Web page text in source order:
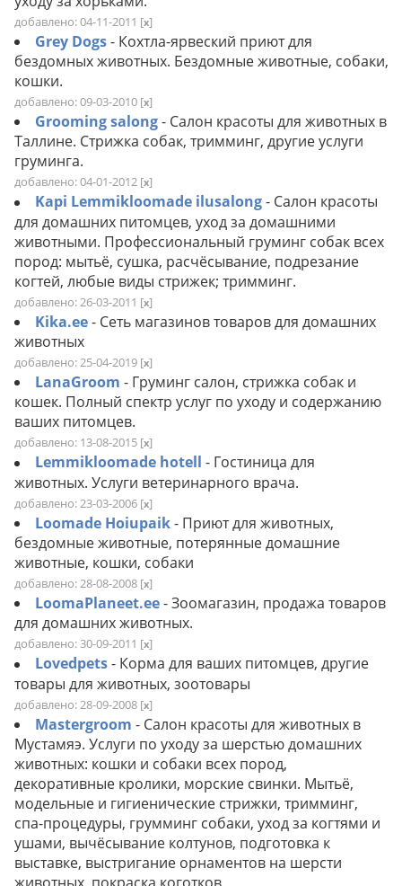
добавлено: 04-11-2011 [x]
Grey Dogs- Кохтла-ярвеский приют для
бездомных животных. Бездомные животные, собаки,
кошки.
добавлено: 09-03-2010 [x]
Grooming salong- Салон красоты для животных в
Таллине. Стрижка собак, тримминг, другие услуги
груминга.
добавлено: 04-01-2012 [x]
Kapi Lemmikloomade ilusalong- Салон красоты
для домашних питомцев, уход за домашними
животными. Профессиональный груминг собак всех
пород: мытьё, сушка, расчёсывание, подрезание
когтей, любые виды стрижек; тримминг.
добавлено: 26-03-2011 [x]
Kika.ee- Сеть магазинов товаров для домашних
животных
добавлено: 25-04-2019 [x]
LanaGroom - Груминг салон, стрижка собак и
кошек. Полный спектр услуг по уходу и содержанию
ваших питомцев.
добавлено: 13-08-2015 [x]
Lemmikloomade hotell - Гостиница для
животных. Услуги ветеринарного врача.
добавлено: 23-03-2006 [x]
Loomade Hoiupaik- Приют для животных,
бездомные животные, потерянные домашние
животные, кошки, собаки
добавлено: 28-08-2008 [x]
LoomaPlaneet.ee- Зоомагазин, продажа товаров
для домашних животных.
добавлено: 30-09-2011 [x]
Lovedpets- Корма для ваших питомцев, другие
товары для животных, зоотовары
добавлено: 28-09-2008 [x]
Mastergroom - Салон красоты для животных в
Мустамяэ. Услуги по уходу за шерстью домашних
животных: кошки и собаки всех пород,
декоративные кролики, морские свинки. Мытьё,
модельные и гигиенические стрижки, тримминг,
спа-процедуры, грумминг собаки, уход за когтями и
ушами, вычёсывание колтунов, подготовка к
выставке, выстригание орнаментов на шерсти